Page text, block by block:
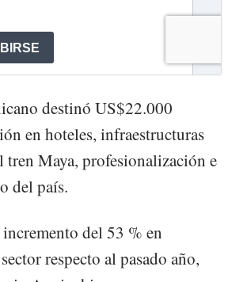
destinó US$22.000
en hoteles, infraestructuras
tren Maya, profesionalización e
del país.
del 53 % en
respecto al pasado año,